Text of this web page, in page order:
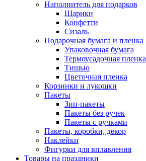
Наполнитель для подарков
Шарики
Конфетти
Сизаль
Подарочная бумага и пленка
Упаковочная бумага
Термоусадочная пленка
Тишью
Цветочная пленка
Корзинки и лукошки
Пакеты
Зип-пакеты
Пакеты без ручек
Пакеты с ручками
Пакеты, коробки, декор
Наклейки
Фигурки для вплавления
Товары на праздники